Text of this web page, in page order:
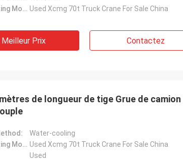
Rated Lifting Moment: Used Xcmg 70t Truck Crane For Sale China
Meilleur Prix Contactez
de longueur de tige Grue de
Water-cooling
Rated Lifting Moment: Used Xcmg 70t Truck Crane For Sale China
Used